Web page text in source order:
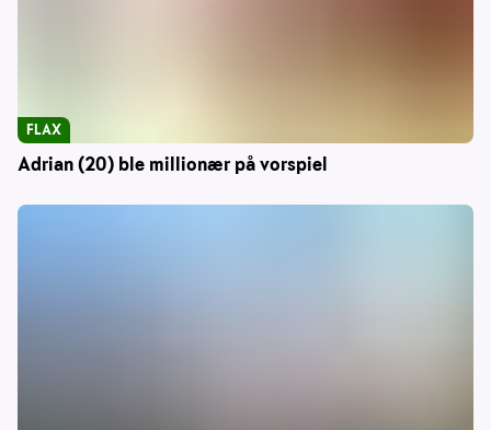
Adrian (20) ble millionær på vorspiel
FLAX